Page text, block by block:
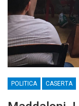
POLITICA CASERTA